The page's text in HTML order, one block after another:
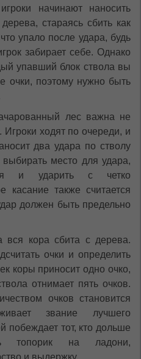
начинают наносить
стараясь сбить как
упало после удара, будь
забирает себе. Однако
упавший блок ствола вы
очки, поэтому нужно быть
лес важна не
Игроки ходят по очереди, и
два удара по стволу
место для удара,
и ударить с четко
касание также считается
должен быть предельно
вся кора сбита с дерева.
очки и определить
коры приносит одно очко,
отнимает пять очков.
очков становится
звание лучшего
побеждает тот, кто дольше
топорик на ладони,
и выдержку.